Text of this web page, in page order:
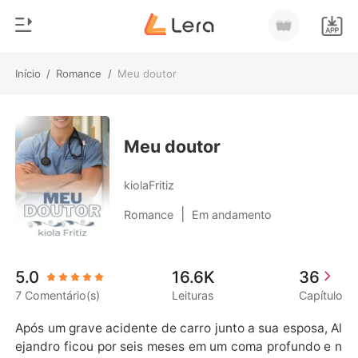
Início / Romance / Meu doutor
Loja
Histórico
Sair
Baixar App
Gênero
Moderno
Lobisomem
Contos
Bilionários
Meu doutor
kiolaFritiz
Romance Em andamento
5.0
7 Comentário(s)
16.6K
Leituras
36
Capítulo
Após um grave acidente de carro junto a sua esposa, Al
ejandro ficou por seis meses em um coma profundo e n